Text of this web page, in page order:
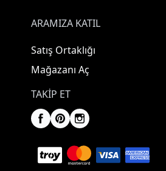
ARAMIZA KATIL
Satış Ortaklığı
Mağazanı Aç
TAKIP ET